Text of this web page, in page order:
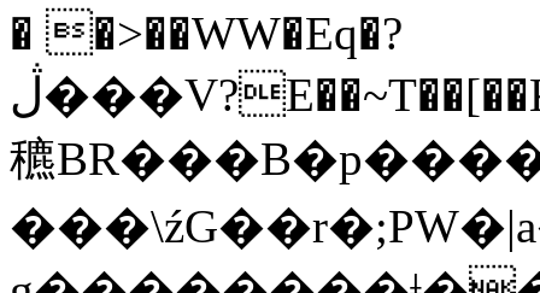
� �>��WW�Eq�?
ڷ���V?E��~T��[��K�,�\�r�Ċc�A�AY
穮